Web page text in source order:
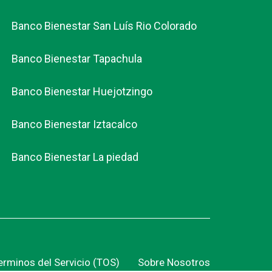
Banco Bienestar San Luís Rio Colorado
Banco Bienestar Tapachula
Banco Bienestar Huejotzingo
Banco Bienestar Iztacalco
Banco Bienestar La piedad
del Servicio (TOS) Sobre Nosotros